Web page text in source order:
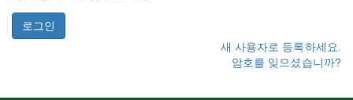
새 사용자로 등록하세요.
암호를 잊으셨습니까?